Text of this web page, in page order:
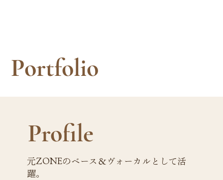
Portfolio
Profile
元ZONEのベース＆ヴォーカルとして活
躍。